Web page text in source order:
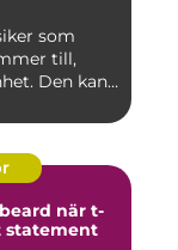
som
till,
Den kan
när t-
statement